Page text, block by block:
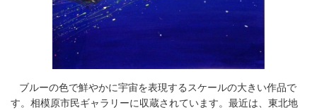
ブルーの色で鮮やかに宇宙を表現するスケールの大きい作品で
す。相模原市民ギャラリーに収蔵されています。最近は、東北地